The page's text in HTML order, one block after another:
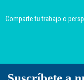
Comparte tu trabajo o